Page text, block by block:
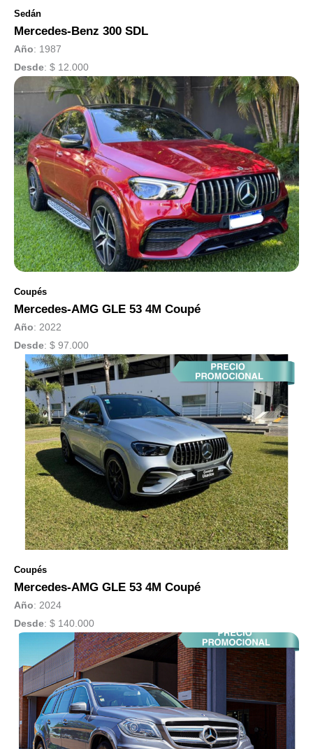
Sedán
Mercedes-Benz 300 SDL
Año: 1987
Desde: $ 12.000
Coupés
Mercedes-AMG GLE 53 4M Coupé
Año: 2022
Desde: $ 97.000
Coupés
Mercedes-AMG GLE 53 4M Coupé
Año: 2024
Desde: $ 140.000